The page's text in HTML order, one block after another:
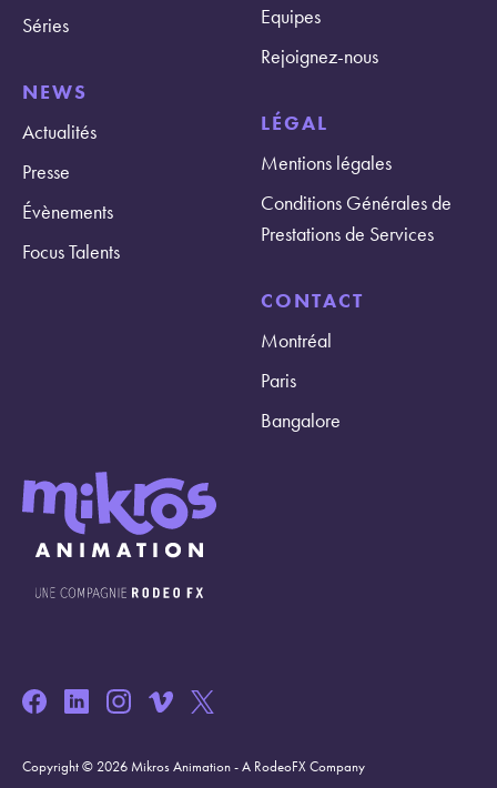
Séries
NEWS
Actualités
Presse
Évènements
Focus Talents
Equipes
Rejoignez-nous
LÉGAL
Mentions légales
Conditions Générales de
Prestations de Services
CONTACT
Montréal
Paris
Bangalore
Copyright © 2026 Mikros Animation - A RodeoFX Company